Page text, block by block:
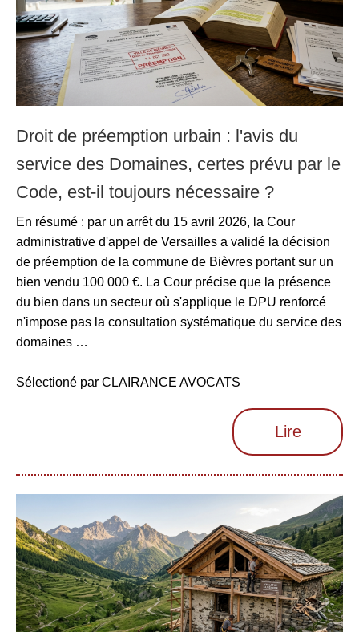
Droit de préemption urbain : l'avis du
service des Domaines, certes prévu par le
Code, est-il toujours nécessaire ?
En résumé : par un arrêt du 15 avril 2026, la Cour
administrative d'appel de Versailles a validé la décision
de préemption de la commune de Bièvres portant sur un
bien vendu 100 000 €. La Cour précise que la présence
du bien dans un secteur où s'applique le DPU renforcé
n'impose pas la consultation systématique du service des
domaines …
Sélectioné par CLAIRANCE AVOCATS
Lire